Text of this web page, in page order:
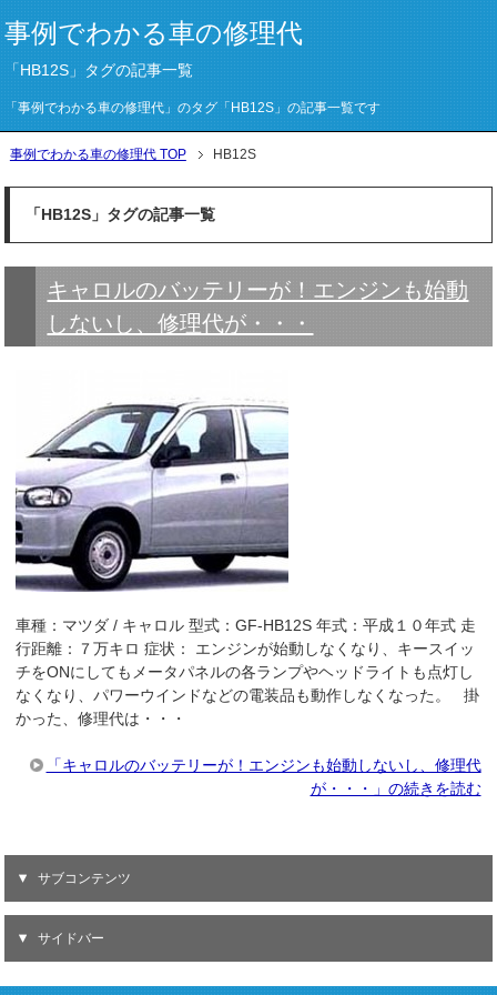
事例でわかる車の修理代
「HB12S」タグの記事一覧
「事例でわかる車の修理代」のタグ「HB12S」の記事一覧です
事例でわかる車の修理代 TOP HB12S
「HB12S」タグの記事一覧
キャロルのバッテリーが！エンジンも始動
しないし、修理代が・・・
車種：マツダ / キャロル 型式：GF-HB12S 年式：平成１０年式 走
行距離：７万キロ 症状： エンジンが始動しなくなり、キースイッ
チをONにしてもメータパネルの各ランプやヘッドライトも点灯し
なくなり、パワーウインドなどの電装品も動作しなくなった。 掛
かった、修理代は・・・
「キャロルのバッテリーが！エンジンも始動しないし、修理代
が・・・」の続きを読む
サブコンテンツ
サイドバー